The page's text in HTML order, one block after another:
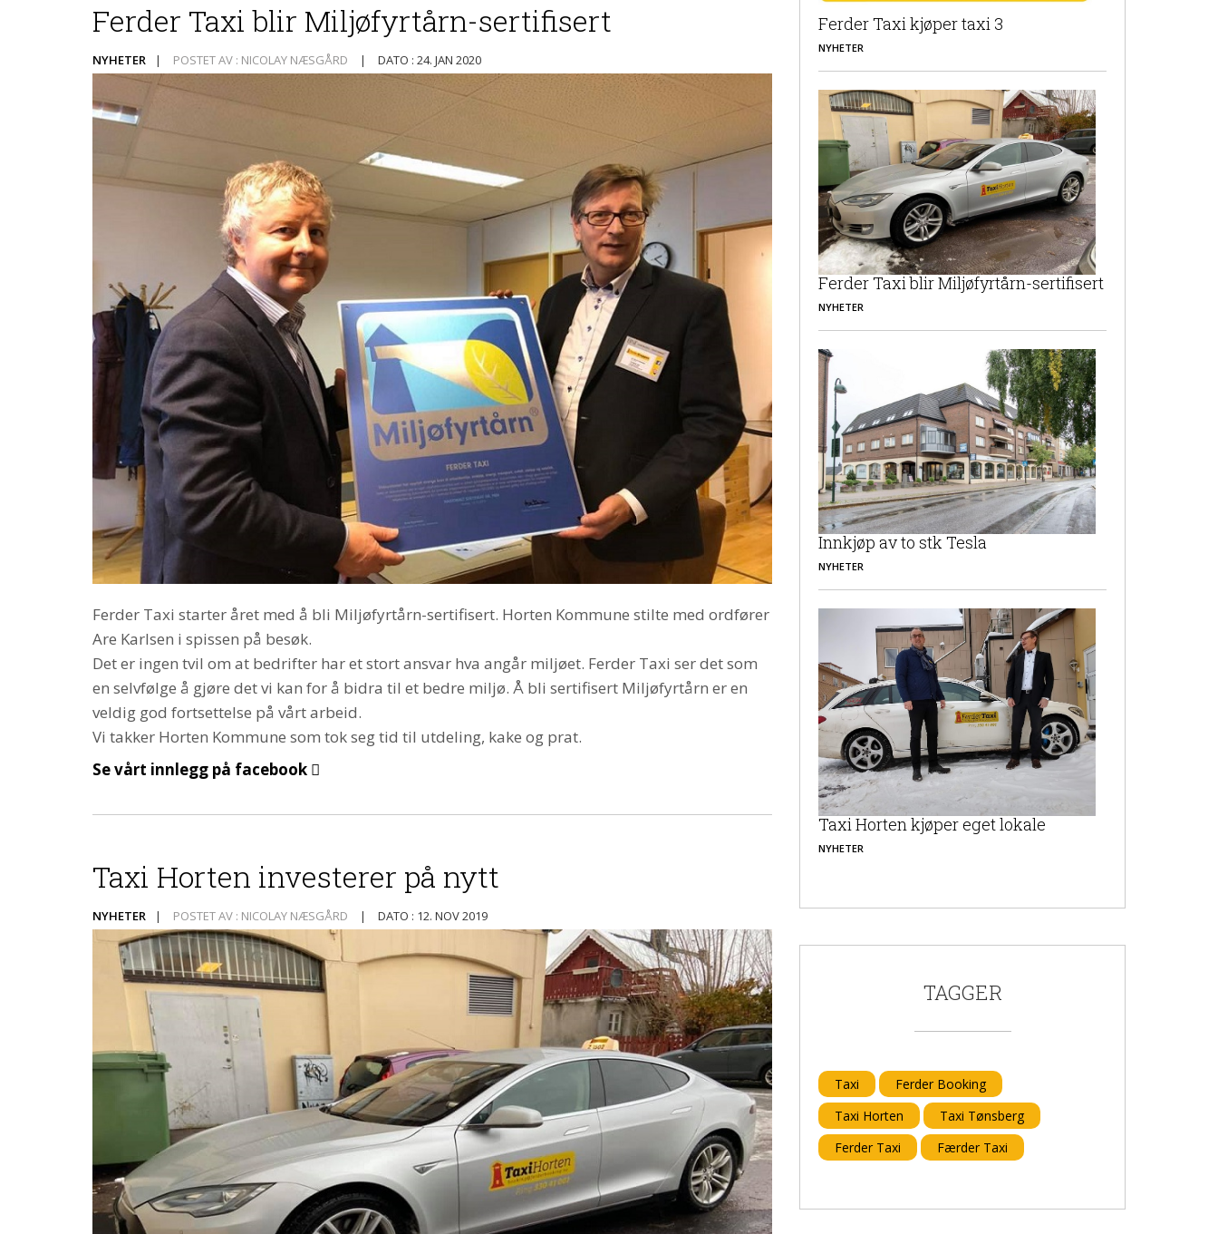
Ferder Taxi blir Miljøfyrtårn-sertifisert
NYHETER | POSTET AV : NICOLAY NÆSGÅRD | DATO : 24. JAN 2020
Ferder Taxi starter året med å bli Miljøfyrtårn-sertifisert. Horten Kommune stilte med ordfører
Are Karlsen i spissen på besøk.
Det er ingen tvil om at bedrifter har et stort ansvar hva angår miljøet. Ferder Taxi ser det som
en selvfølge å gjøre det vi kan for å bidra til et bedre miljø. Å bli sertifisert Miljøfyrtårn er en
veldig god fortsettelse på vårt arbeid.
Vi takker Horten Kommune som tok seg tid til utdeling, kake og prat.
Se vårt innlegg på facebook
Taxi Horten investerer på nytt
NYHETER | POSTET AV : NICOLAY NÆSGÅRD | DATO : 12. NOV 2019
Ferder Taxi kjøper taxi 3
NYHETER
Ferder Taxi blir Miljøfyrtårn-sertifisert
NYHETER
Innkjøp av to stk Tesla
NYHETER
Taxi Horten kjøper eget lokale
NYHETER
TAGGER
Taxi
Ferder Booking
Taxi Horten
Taxi Tønsberg
Ferder Taxi
Færder Taxi